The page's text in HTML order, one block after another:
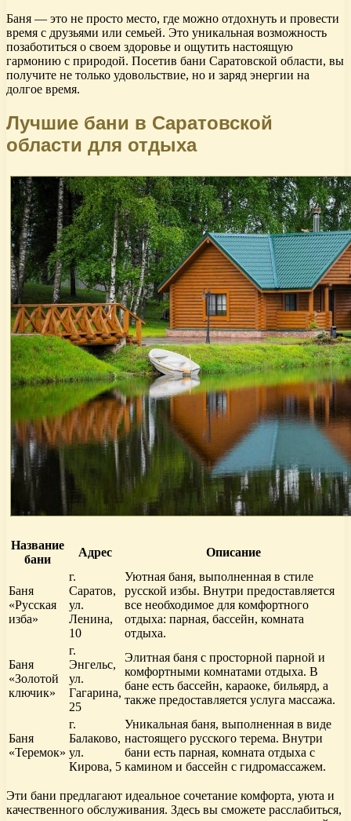
Баня — это не просто место, где можно отдохнуть и провести
время с друзьями или семьей. Это уникальная возможность
позаботиться о своем здоровье и ощутить настоящую
гармонию с природой. Посетив бани Саратовской области, вы
получите не только удовольствие, но и заряд энергии на
долгое время.
Лучшие бани в Саратовской
области для отдыха
Название
бани
Адрес Описание
Баня
«Русская
изба»
г.
Саратов,
ул.
Ленина,
10
Уютная баня, выполненная в стиле
русской избы. Внутри предоставляется
все необходимое для комфортного
отдыха: парная, бассейн, комната
отдыха.
Баня
«Золотой
ключик»
г.
Энгельс,
ул.
Гагарина,
25
Элитная баня с просторной парной и
комфортными комнатами отдыха. В
бане есть бассейн, караоке, бильярд, а
также предоставляется услуга массажа.
Баня
«Теремок»
г.
Балаково,
ул.
Кирова, 5
Уникальная баня, выполненная в виде
настоящего русского терема. Внутри
бани есть парная, комната отдыха с
камином и бассейн с гидромассажем.
Эти бани предлагают идеальное сочетание комфорта, уюта и
качественного обслуживания. Здесь вы сможете расслабиться,